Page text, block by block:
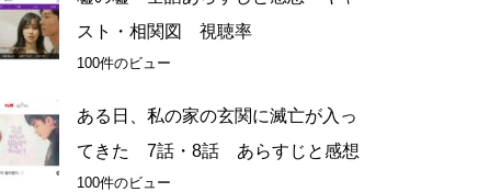
スト・相関図 視聴率
100件のビュー
ある日、私の家の玄関に滅亡が入っ
てきた 7話・8話 あらすじと感想
100件のビュー